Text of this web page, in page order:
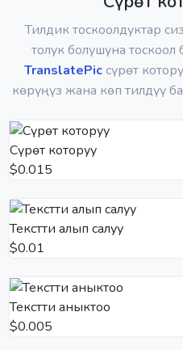
Тилдик тоскоолдуктар
толук болушуна
TranslatePicсүрөт
көрүңүз жана көп тилдүү
Сүрөт которуу
$0.015
Текстти алып салуу
$0.01
Текстти аныктоо
$0.005